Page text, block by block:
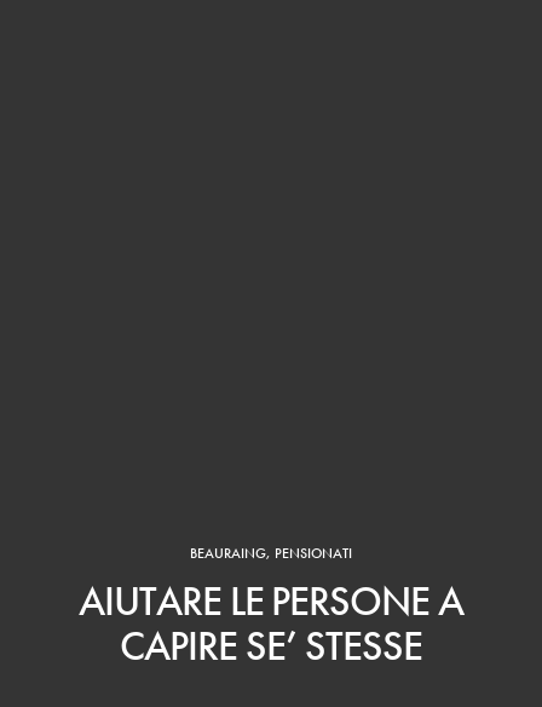
BEAURAING, PENSIONATI
AIUTARE LE PERSONE A
CAPIRE SE’ STESSE